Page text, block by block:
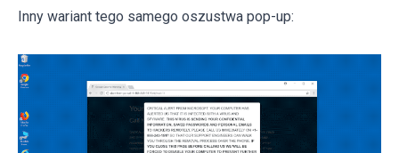
Inny wariant tego samego oszustwa pop-up: